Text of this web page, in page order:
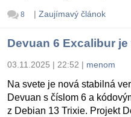
8 | Zaujímavý článok
Devuan 6 Excalibur
03.11.2025 | 22:52 | menom
Na svete je nová stabilná
Devuan s číslom 6 a
z Debian 13 Trixie. Projekt